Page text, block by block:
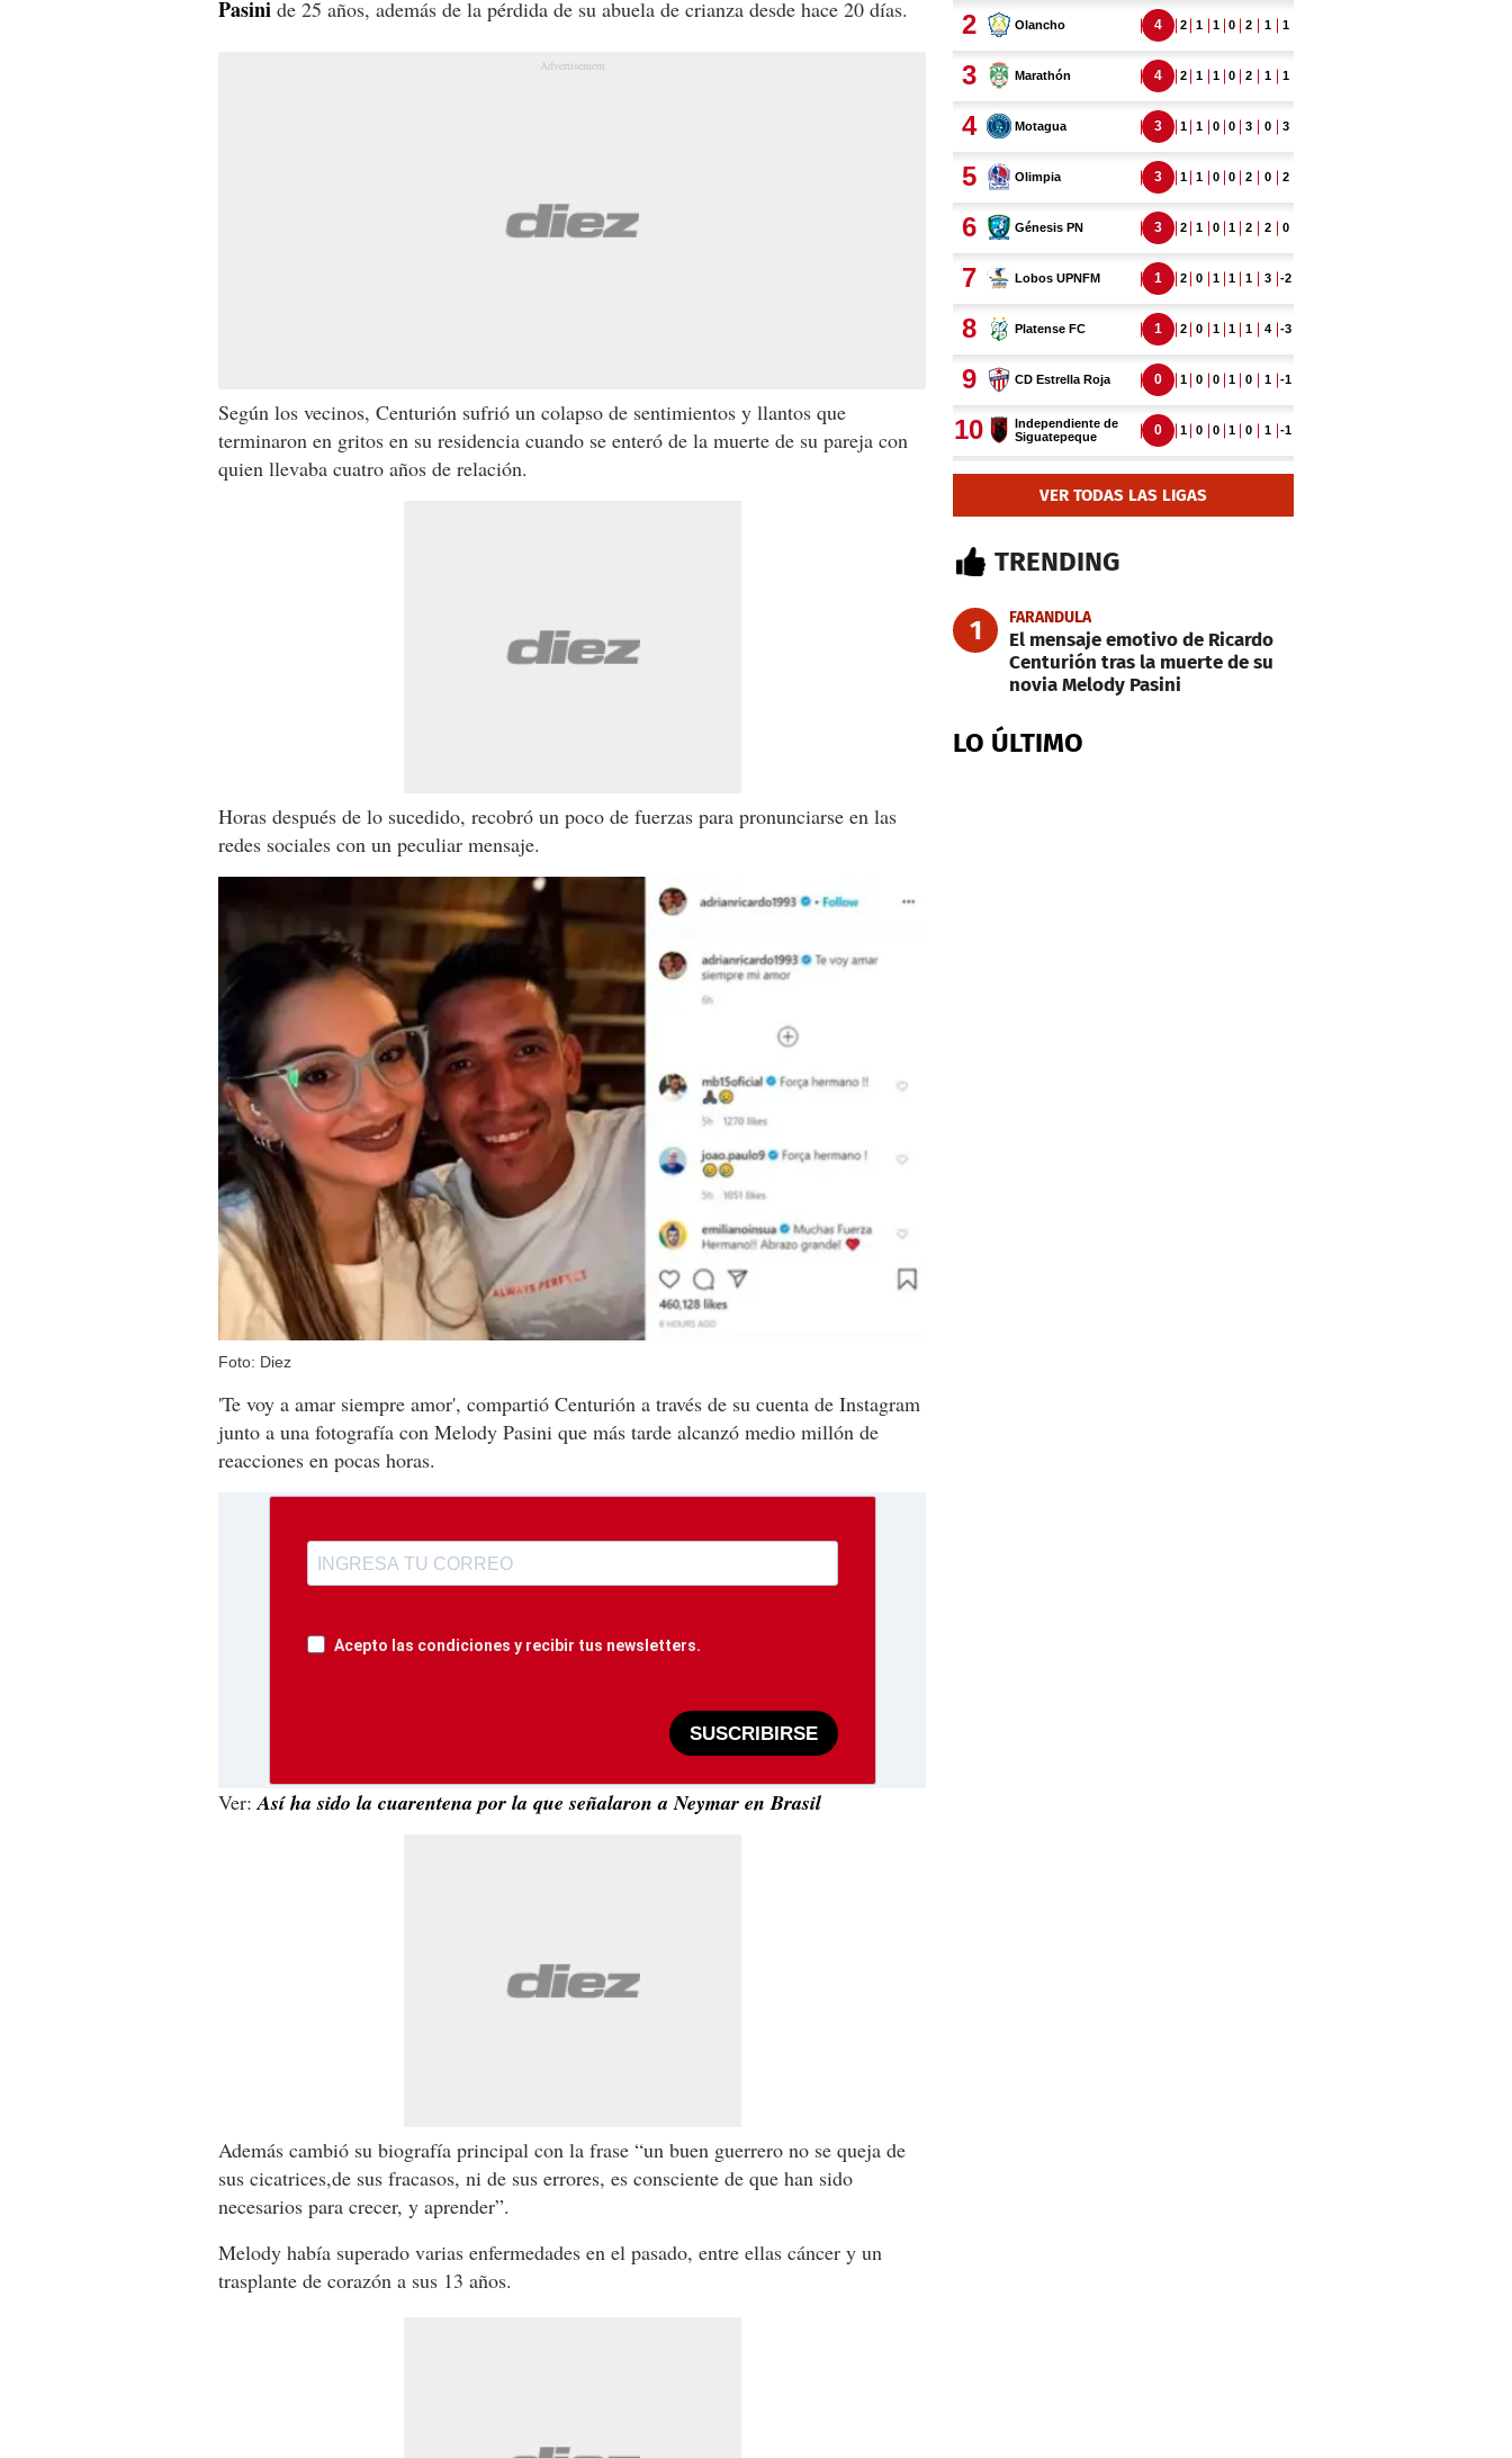
Pasini de 25 años, además de la pérdida de su abuela de crianza desde hace 20 días.
Según los vecinos, Centurión sufrió un colapso de sentimientos y llantos que
terminaron en gritos en su residencia cuando se enteró de la muerte de su pareja con
quien llevaba cuatro años de relación.
Horas después de lo sucedido, recobró un poco de fuerzas para pronunciarse en las
redes sociales con un peculiar mensaje.
Foto: Diez
'Te voy a amar siempre amor', compartió Centurión a través de su cuenta de Instagram
junto a una fotografía con Melody Pasini que más tarde alcanzó medio millón de
reacciones en pocas horas.
Acepto las condiciones y recibir tus newsletters.
SUSCRIBIRSE
Ver:Así ha sido la cuarentena por la que señalaron a Neymar en Brasil
Además cambió su biografía principal con la frase “un buen guerrero no se queja de
sus cicatrices,de sus fracasos, ni de sus errores, es consciente de que han sido
necesarios para crecer, y aprender”.
Melody había superado varias enfermedades en el pasado, entre ellas cáncer y un
trasplante de corazón a sus 13 años.
VER TODAS LAS LIGAS
TRENDING
1 FARANDULA
El mensaje emotivo de Ricardo
Centurión tras la muerte de su
novia Melody Pasini
LO ÚLTIMO